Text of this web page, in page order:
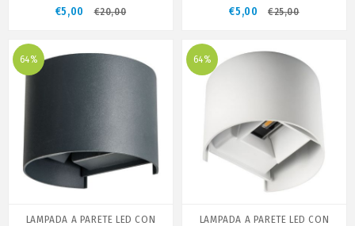
€5,00 €20,00 €5,00 €25,00
64%
LAMPADA A PARETE LED CON
64%
LAMPADA A PARETE LED CON